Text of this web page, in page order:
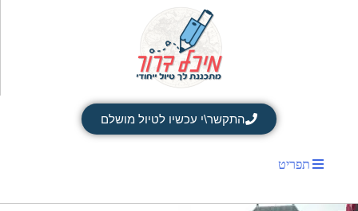
התקשר\י עכשיו לטיול מושלם
תפריט